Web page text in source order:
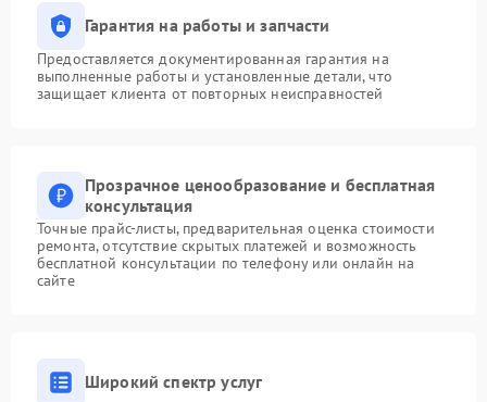
Гарантия на работы и запчасти
Предоставляется документированная гарантия на
выполненные работы и установленные детали, что
защищает клиента от повторных неисправностей
Прозрачное ценообразование и бесплатная
консультация
Точные прайс-листы, предварительная оценка стоимости
ремонта, отсутствие скрытых платежей и возможность
бесплатной консультации по телефону или онлайн на
сайте
Широкий спектр услуг